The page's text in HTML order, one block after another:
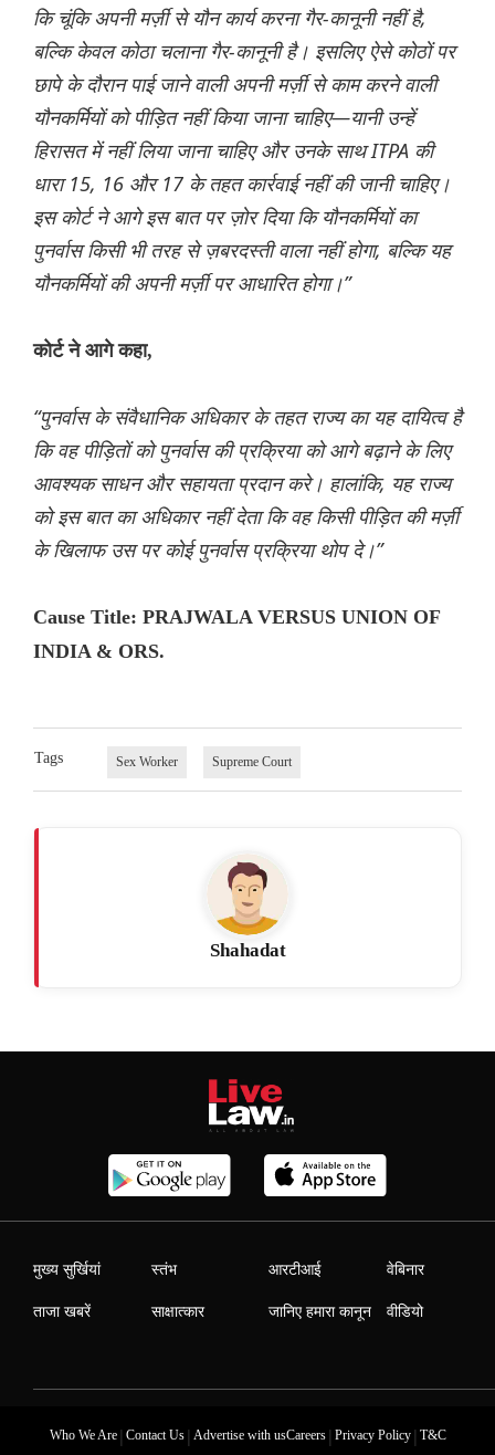
कि चूंकि अपनी मर्ज़ी से यौन कार्य करना गैर-कानूनी नहीं है,
बल्कि केवल कोठा चलाना गैर-कानूनी है। इसलिए ऐसे कोठों पर
छापे के दौरान पाई जाने वाली अपनी मर्ज़ी से काम करने वाली
यौनकर्मियों को पीड़ित नहीं किया जाना चाहिए—यानी उन्हें
हिरासत में नहीं लिया जाना चाहिए और उनके साथ ITPA की
धारा 15, 16 और 17 के तहत कार्रवाई नहीं की जानी चाहिए।
इस कोर्ट ने आगे इस बात पर ज़ोर दिया कि यौनकर्मियों का
पुनर्वास किसी भी तरह से ज़बरदस्ती वाला नहीं होगा, बल्कि यह
यौनकर्मियों की अपनी मर्ज़ी पर आधारित होगा।”
कोर्ट ने आगे कहा,
“पुनर्वास के संवैधानिक अधिकार के तहत राज्य का यह दायित्व है
कि वह पीड़ितों को पुनर्वास की प्रक्रिया को आगे बढ़ाने के लिए
आवश्यक साधन और सहायता प्रदान करे। हालांकि, यह राज्य
को इस बात का अधिकार नहीं देता कि वह किसी पीड़ित की मर्ज़ी
के खिलाफ उस पर कोई पुनर्वास प्रक्रिया थोप दे।”
Cause Title: PRAJWALA VERSUS UNION OF
INDIA & ORS.
Tags Sex Worker Supreme Court
Shahadat
मुख्य सुर्खियां
ताजा खबरें
स्तंभ
साक्षात्कार
आरटीआई
जानिए हमारा कानून
वेबिनार
वीडियो
Who We Are| Contact Us| Advertise with usCareers| Privacy Policy| T&C